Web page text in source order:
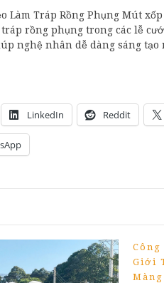
Làm Tráp Rồng Phụng Mút
rồng phụng trong các lễ
nghệ nhân dễ dàng sáng
LinkedIn Reddit
Công
Giới